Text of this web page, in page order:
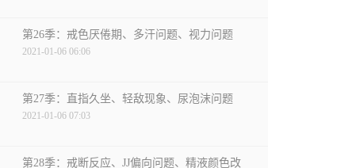
第26季：戒色厌倦期、多汗问题、视力问题
2021-01-06 06:06
第27季：直指久坐、轻敌现象、尿泡沫问题
2021-01-06 07:03
第28季：戒断反应、JJ偏向问题、精液颜色改